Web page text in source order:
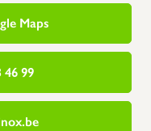
Maps
46 99